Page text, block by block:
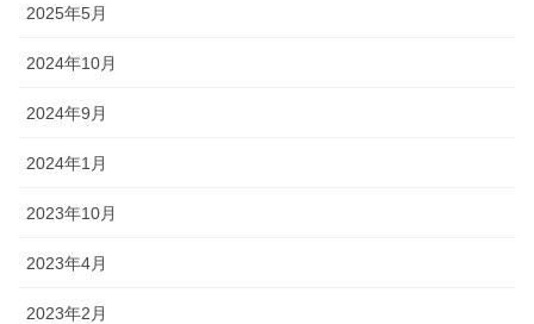
2025年5月
2024年10月
2024年9月
2024年1月
2023年10月
2023年4月
2023年2月